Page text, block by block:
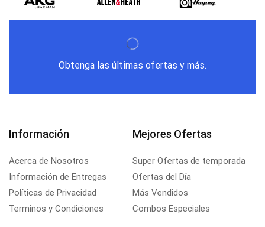
Obtenga las últimas ofertas y más.
Información
Acerca de Nosotros
Información de Entregas
Políticas de Privacidad
Terminos y Condiciones
Mejores Ofertas
Super Ofertas de temporada
Ofertas del Día
Más Vendidos
Combos Especiales